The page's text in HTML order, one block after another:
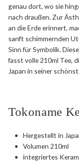
genau dort, wo sie
nach draußen. Zur
an die Erde erinnert,
sanft schimmernden
Sinn für Symbolik.
fasst volle 210ml Tee,
Japan in seiner
Tokoname
Hergestellt in
Volumen 210ml
integriertes